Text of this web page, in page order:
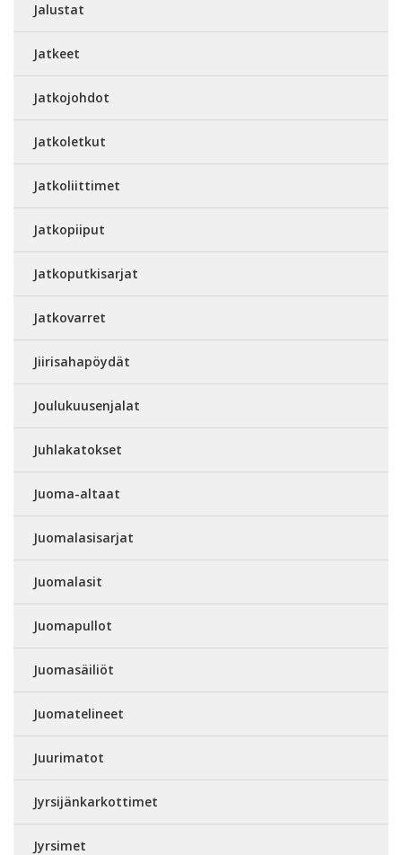
Jalustat
Jatkeet
Jatkojohdot
Jatkoletkut
Jatkoliittimet
Jatkopiiput
Jatkoputkisarjat
Jatkovarret
Jiirisahapöydät
Joulukuusenjalat
Juhlakatokset
Juoma-altaat
Juomalasisarjat
Juomalasit
Juomapullot
Juomasäiliöt
Juomatelineet
Juurimatot
Jyrsijänkarkottimet
Jyrsimet